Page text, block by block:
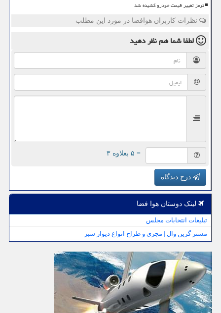
ترمز تغییر قیمت خودرو کشیده شد
نظرات کاربران هوافضا در مورد این مطلب
لطفا شما همنظر دهید
= ۵ بعلاوه ۳
درج دیدگاه
لینک دوستان هوا فضا
تبلیغات انتخابات مجلس
مستر گرین وال | مجری و طراح انواع دیوار سبز